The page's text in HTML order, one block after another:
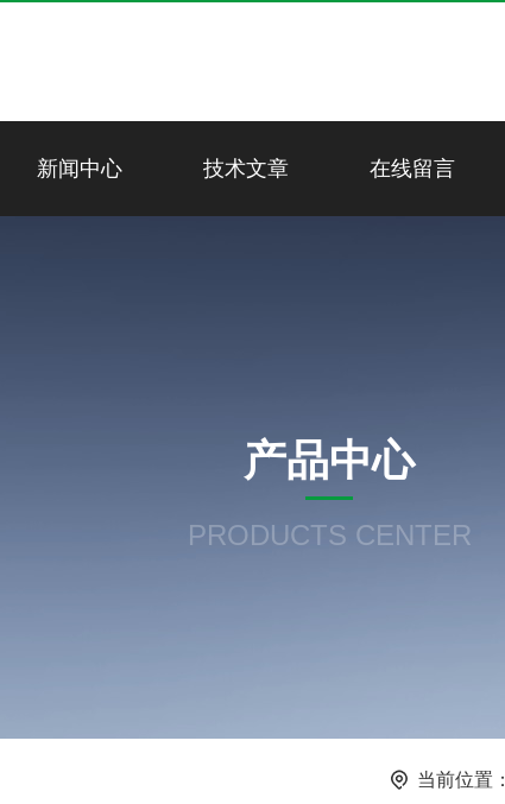
新闻中心 技术文章 在线留言
产品中心
PRODUCTS CENTER
当前位置：